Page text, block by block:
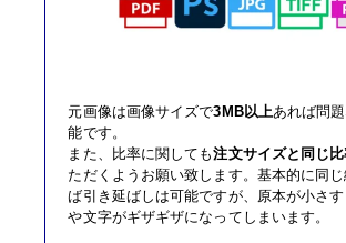
元画像は画像サイズで3MB以上あれば問
能です。
また、比率に関しても注文サイズと同じ
ただくようお願い致します。基本的に同
ば引き延ばしは可能ですが、原本が小さ
や文字がギザギザになってしまいます。